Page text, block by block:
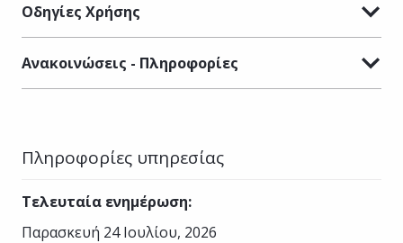
Οδηγίες Χρήσης
Ανακοινώσεις - Πληροφορίες
Πληροφορίες υπηρεσίας
Τελευταία ενημέρωση:
Παρασκευή 24 Ιουλίου, 2026